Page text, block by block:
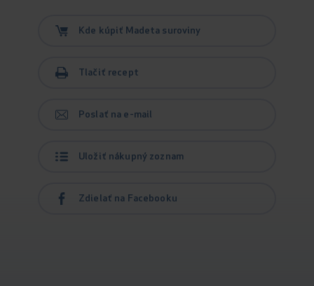
Kde kúpiť Madeta suroviny
Tlačiť recept
Poslať na e-mail
Uložiť nákupný zoznam
Zdielať na Facebooku